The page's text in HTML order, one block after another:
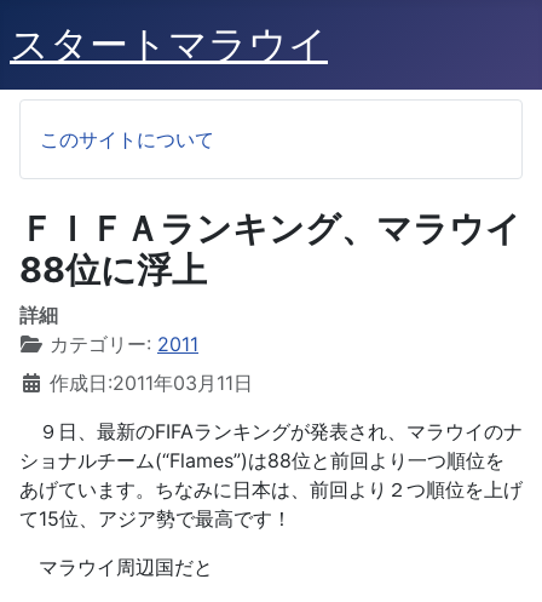
スタートマラウイ
このサイトについて
ＦＩＦＡランキング、マラウイ
88位に浮上
詳細
カテゴリー: 2011
作成日:2011年03月11日
９日、最新のFIFAランキングが発表され、マラウイのナ
ショナルチーム(“Flames”)は88位と前回より一つ順位を
あげています。ちなみに日本は、前回より２つ順位を上げ
て15位、アジア勢で最高です！
マラウイ周辺国だと